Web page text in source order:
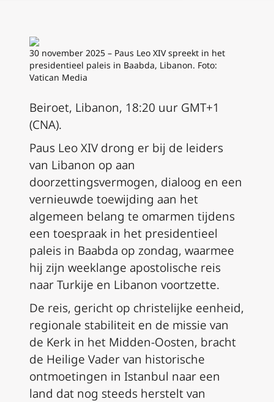
30 november 2025 – Paus Leo XIV spreekt in het
presidentieel paleis in Baabda, Libanon. Foto:
Vatican Media
Beiroet, Libanon, 18:20 uur GMT+1
(CNA).
Paus Leo XIV drong er bij de leiders
van Libanon op aan
doorzettingsvermogen, dialoog en een
vernieuwde toewijding aan het
algemeen belang te omarmen tijdens
een toespraak in het presidentieel
paleis in Baabda op zondag, waarmee
hij zijn weeklange apostolische reis
naar Turkije en Libanon voortzette.
De reis, gericht op christelijke eenheid,
regionale stabiliteit en de missie van
de Kerk in het Midden-Oosten, bracht
de Heilige Vader van historische
ontmoetingen in Istanbul naar een
land dat nog steeds herstelt van